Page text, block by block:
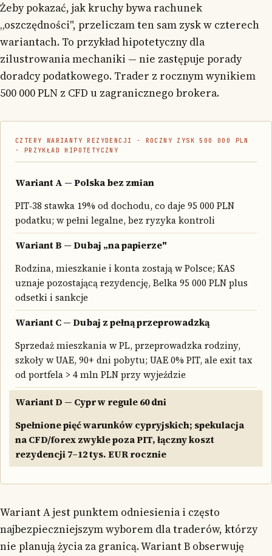
Żeby pokazać, jak kruchy bywa rachunek
„oszczędności", przeliczam ten sam zysk w czterech
wariantach. To przykład hipotetyczny dla
zilustrowania mechaniki — nie zastępuje porady
doradcy podatkowego. Trader z rocznym wynikiem
500 000 PLN z CFD u zagranicznego brokera.
CZTERY WARIANTY REZYDENCJI · ROCZNY ZYSK 500 000 PLN
· PRZYKŁAD HIPOTETYCZNY
Wariant A — Polska bez zmian
PIT‑38 stawka 19% od dochodu, co daje 95 000 PLN
podatku; w pełni legalne, bez ryzyka kontroli
Wariant B — Dubaj „na papierze"
Rodzina, mieszkanie i konta zostają w Polsce; KAS
uznaje pozostającą rezydencję, Belka 95 000 PLN plus
odsetki i sankcje
Wariant C — Dubaj z pełną przeprowadzką
Sprzedaż mieszkania w PL, przeprowadzka rodziny,
szkoły w UAE, 90+ dni pobytu; UAE 0% PIT, ale exit tax
od portfela > 4 mln PLN przy wyjeździe
Wariant D — Cypr w regule 60 dni
Spełnione pięć warunków cypryjskich; spekulacja
na CFD/forex zwykle poza PIT, łączny koszt
rezydencji 7–12 tys. EUR rocznie
Wariant A jest punktem odniesienia i często
najbezpieczniejszym wyborem dla traderów, którzy
nie planują życia za granicą. Wariant B obserwuję